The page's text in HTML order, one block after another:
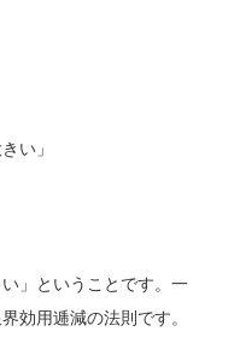
い」
」ということです。一
効用逓減の法則です。